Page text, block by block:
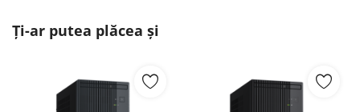
Ți-ar putea plăcea și